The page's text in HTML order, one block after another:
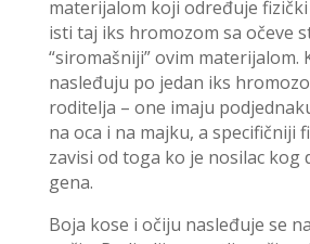
materijalom koji određuje
isti taj iks hromozom sa očeve
“siromašniji” ovim materijalom.
nasleđuju po jedan iks
roditelja – one imaju
na oca i na majku, a specifičniji
zavisi od toga ko je nosilac kog
gena.
Boja kose i očiju nasleđuje se